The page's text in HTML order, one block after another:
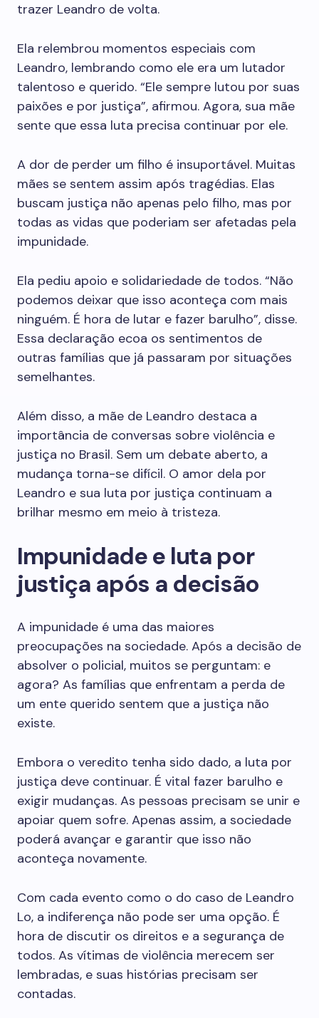
trazer Leandro de volta.
Ela relembrou momentos especiais com
Leandro, lembrando como ele era um lutador
talentoso e querido. “Ele sempre lutou por suas
paixões e por justiça”, afirmou. Agora, sua mãe
sente que essa luta precisa continuar por ele.
A dor de perder um filho é insuportável. Muitas
mães se sentem assim após tragédias. Elas
buscam justiça não apenas pelo filho, mas por
todas as vidas que poderiam ser afetadas pela
impunidade.
Ela pediu apoio e solidariedade de todos. “Não
podemos deixar que isso aconteça com mais
ninguém. É hora de lutar e fazer barulho”, disse.
Essa declaração ecoa os sentimentos de
outras famílias que já passaram por situações
semelhantes.
Além disso, a mãe de Leandro destaca a
importância de conversas sobre violência e
justiça no Brasil. Sem um debate aberto, a
mudança torna-se difícil. O amor dela por
Leandro e sua luta por justiça continuam a
brilhar mesmo em meio à tristeza.
Impunidade e luta por
justiça após a decisão
A impunidade é uma das maiores
preocupações na sociedade. Após a decisão de
absolver o policial, muitos se perguntam: e
agora? As famílias que enfrentam a perda de
um ente querido sentem que a justiça não
existe.
Embora o veredito tenha sido dado, a luta por
justiça deve continuar. É vital fazer barulho e
exigir mudanças. As pessoas precisam se unir e
apoiar quem sofre. Apenas assim, a sociedade
poderá avançar e garantir que isso não
aconteça novamente.
Com cada evento como o do caso de Leandro
Lo, a indiferença não pode ser uma opção. É
hora de discutir os direitos e a segurança de
todos. As vítimas de violência merecem ser
lembradas, e suas histórias precisam ser
contadas.